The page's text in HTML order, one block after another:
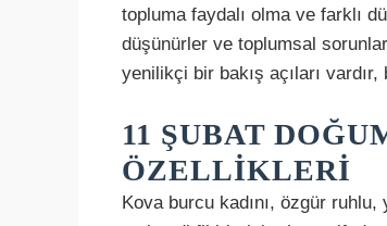
topluma faydalı olma ve farklı
düşünürler ve toplumsal
yenilikçi bir bakış açıları
11 ŞUBAT
ÖZELLIKLERI
Kova burcu kadını, özgür